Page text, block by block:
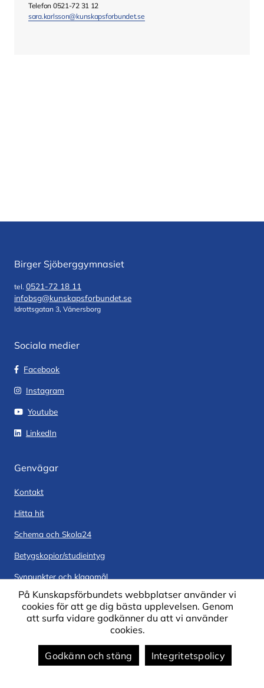
Telefon 0521-72 31 12
sara.karlsson@kunskapsforbundet.se
Birger Sjöberggymnasiet
tel. 0521-72 18 11
infobsg@kunskapsforbundet.se
Idrottsgatan 3, Vänersborg
Sociala medier
Facebook
Instagram
Youtube
LinkedIn
Genvägar
Kontakt
Hitta hit
Schema och Skola24
Betygskopior/studieintyg
Synpunkter och klagomål
Personuppgiftshantering
Om webbplatsen
På Kunskapsförbundets webbplatser använder vi
cookies för att ge dig bästa upplevelsen. Genom
att surfa vidare godkänner du att vi använder
cookies.
Godkänn och stäng Integritetspolicy